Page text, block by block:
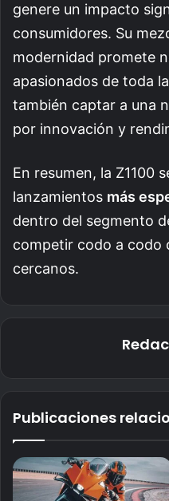
genere un impacto
consumidores. Su
modernidad promete
apasionados de toda
también captar a una
por innovación y
En resumen, la Z1100
lanzamientos más
dentro del segmento
competir codo a codo
cercanos.
Publicaciones